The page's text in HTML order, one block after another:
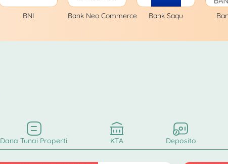
BNI Bank Neo Commerce Bank Saqu
Dana Tunai Properti KTA Deposito